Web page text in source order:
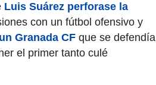
Luis Suárez perforase la
con un fútbol ofensivo y
Granada CF que se defendía
el primer tanto culé